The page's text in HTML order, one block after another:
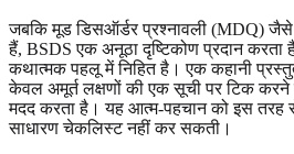
जबकि मूड डिसऑर्डर प्रश्नावली (MDQ)
हैं, BSDS एक अनूठा दृष्टिकोण प्रदान
कथात्मक पहलू में निहित है। एक कहानी
केवल अमूर्त लक्षणों की एक सूची पर टिक
मदद करता है। यह आत्म-पहचान को इस तरह
साधारण चेकलिस्ट नहीं कर सकती।